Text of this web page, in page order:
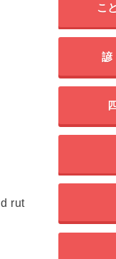
rut
こ
諺